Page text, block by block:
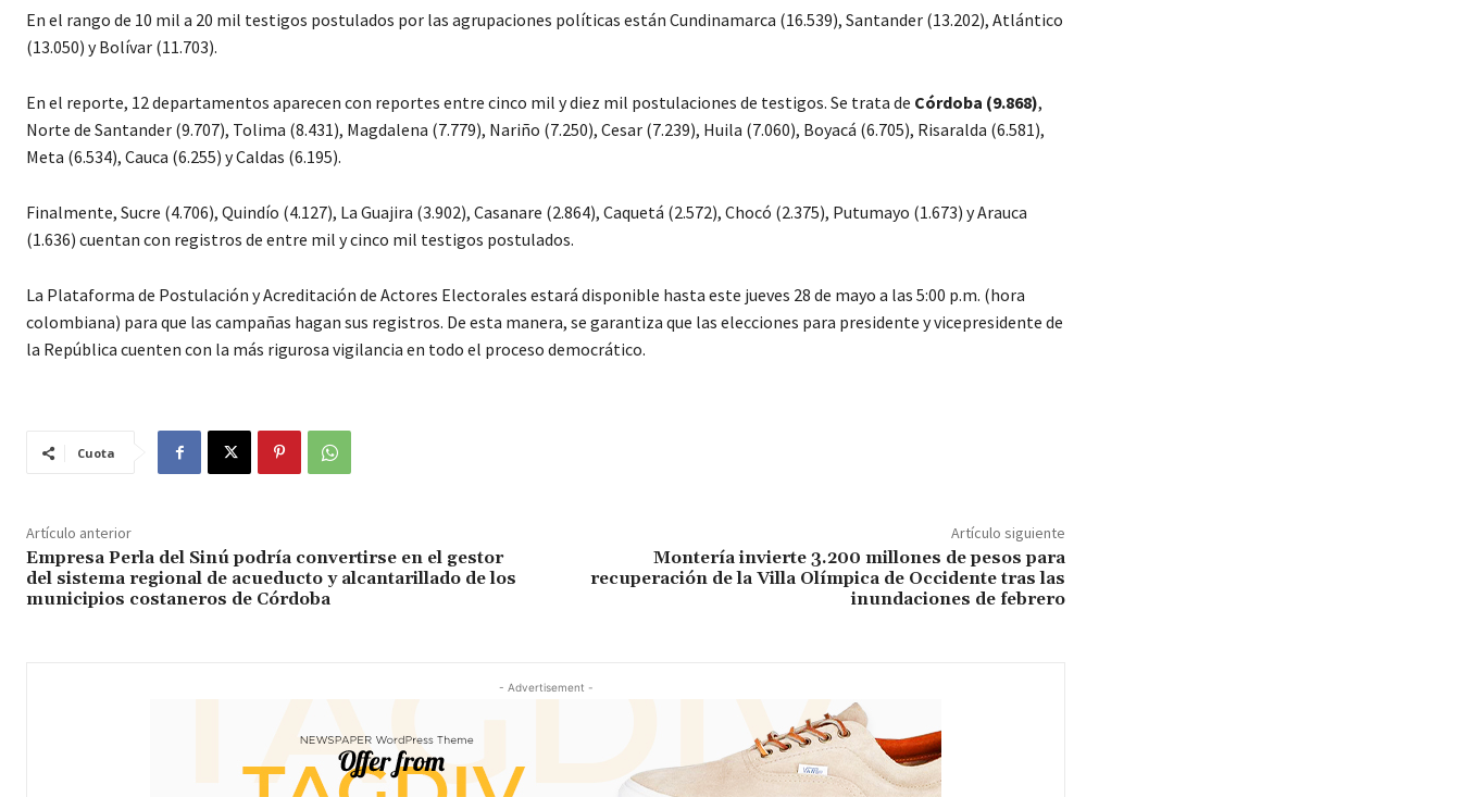
En el rango de 10 mil a 20 mil testigos postulados por las agrupaciones políticas están Cundinamarca (16.539), Santander (13.202), Atlántico
(13.050) y Bolívar (11.703).
En el reporte, 12 departamentos aparecen con reportes entre cinco mil y diez mil postulaciones de testigos. Se trata de Córdoba (9.868),
Norte de Santander (9.707), Tolima (8.431), Magdalena (7.779), Nariño (7.250), Cesar (7.239), Huila (7.060), Boyacá (6.705), Risaralda (6.581),
Meta (6.534), Cauca (6.255) y Caldas (6.195).
Finalmente, Sucre (4.706), Quindío (4.127), La Guajira (3.902), Casanare (2.864), Caquetá (2.572), Chocó (2.375), Putumayo (1.673) y Arauca
(1.636) cuentan con registros de entre mil y cinco mil testigos postulados.
La Plataforma de Postulación y Acreditación de Actores Electorales estará disponible hasta este jueves 28 de mayo a las 5:00 p.m. (hora
colombiana) para que las campañas hagan sus registros. De esta manera, se garantiza que las elecciones para presidente y vicepresidente de
la República cuenten con la más rigurosa vigilancia en todo el proceso democrático.
Cuota
Artículo anterior
Empresa Perla del Sinú podría convertirse en el gestor
del sistema regional de acueducto y alcantarillado de los
municipios costaneros de Córdoba
Artículo siguiente
Montería invierte 3.200 millones de pesos para
recuperación de la Villa Olímpica de Occidente tras las
inundaciones de febrero
- Advertisement -